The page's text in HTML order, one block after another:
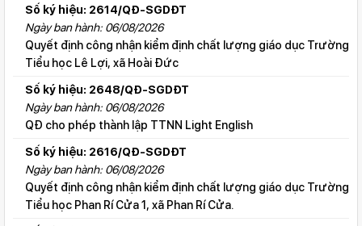
Số ký hiệu: 2614/QĐ-SGDĐT
Ngày ban hành: 06/08/2026
Quyết định công nhận kiểm định chất lượng giáo dục Trường
Tiểu học Lê Lợi, xã Hoài Đức
Số ký hiệu: 2648/QĐ-SGDĐT
Ngày ban hành: 06/08/2026
QĐ cho phép thành lập TTNN Light English
Số ký hiệu: 2616/QĐ-SGDĐT
Ngày ban hành: 06/08/2026
Quyết định công nhận kiểm định chất lượng giáo dục Trường
Tiểu học Phan Rí Cửa 1, xã Phan Rí Cửa.